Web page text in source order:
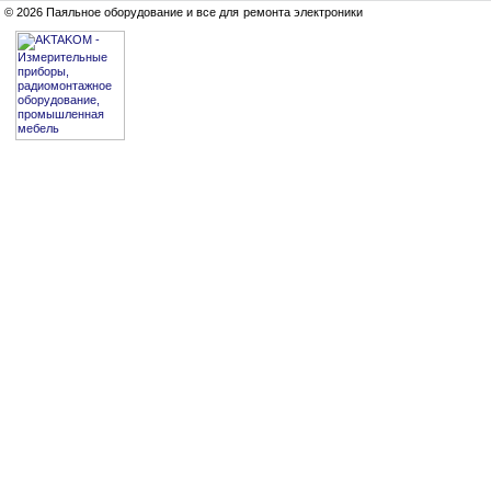
© 2026 Паяльное оборудование и все для ремонта электроники